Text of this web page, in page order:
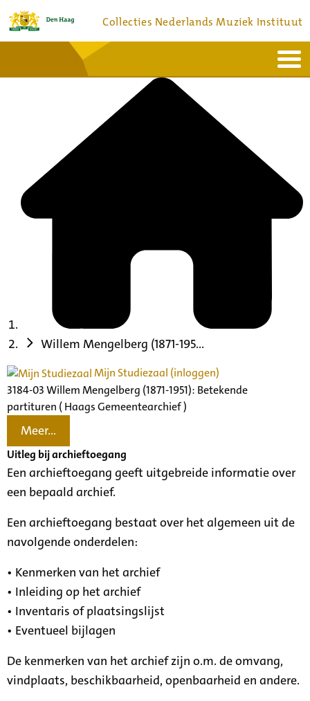
Collecties Nederlands Muziek Instituut
Bronnen en collecties
Willem Mengelberg (1871-195...
Mijn Studiezaal (inloggen)
3184-03 Willem Mengelberg (1871-1951): Betekende
partituren ( Haags Gemeentearchief )
Meer...
Uitleg bij archieftoegang
Een archieftoegang geeft uitgebreide informatie over
een bepaald archief.
Een archieftoegang bestaat over het algemeen uit de
navolgende onderdelen:
• Kenmerken van het archief
• Inleiding op het archief
• Inventaris of plaatsingslijst
• Eventueel bijlagen
De kenmerken van het archief zijn o.m. de omvang,
vindplaats, beschikbaarheid, openbaarheid en andere.